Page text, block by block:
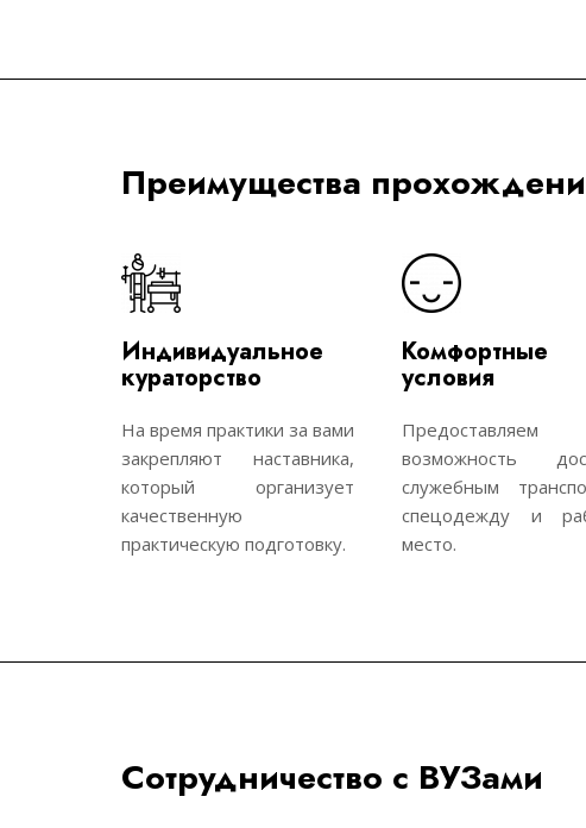
Преимущества
Индивидуальное
кураторство
На время практики за вами
закрепляют наставника,
который организует
качественную
практическую подготовку.
Комфортные
условия
Предоставляем
возможность
служебным
спецодежду и
место.
Сотрудничество с ВУЗами